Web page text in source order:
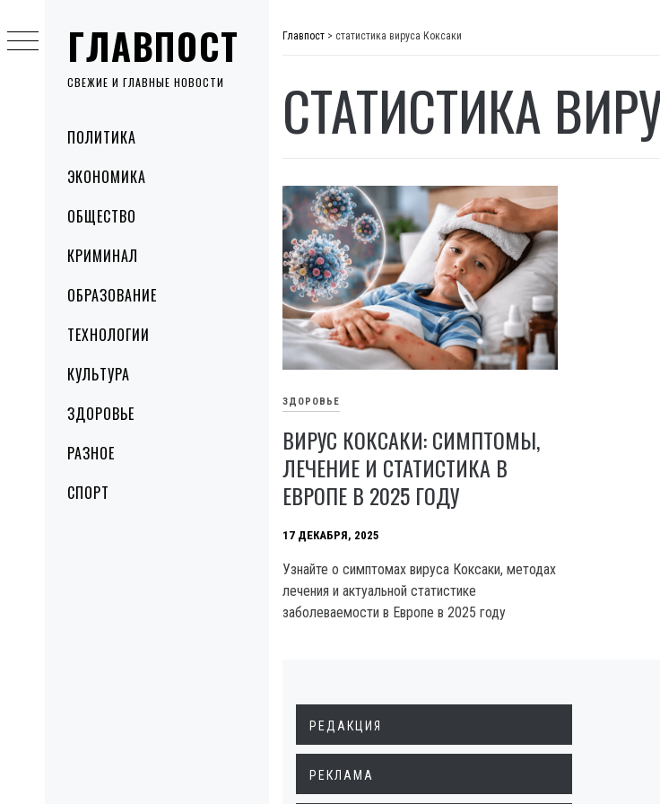
ГЛАВПОСТ
СВЕЖИЕ И ГЛАВНЫЕ НОВОСТИ
MenuПОЛИТИКА
ЭКОНОМИКА
ОБЩЕСТВО
КРИМИНАЛ
ОБРАЗОВАНИЕ
ТЕХНОЛОГИИ
КУЛЬТУРА
ЗДОРОВЬЕ
РАЗНОЕ
СПОРТ
to
content
Главпост > статистика вируса Коксаки
СТАТИСТИКА
ЗДОРОВЬЕ
ВИРУС КОКСАКИ: СИМПТОМЫ,
ЛЕЧЕНИЕ И СТАТИСТИКА В
ЕВРОПЕ В 2025 ГОДУ
17 ДЕКАБРЯ, 2025
Узнайте о симптомах вируса Коксаки, методах
лечения и актуальной статистике
заболеваемости в Европе в 2025 году
РЕДАКЦИЯ
РЕКЛАМА